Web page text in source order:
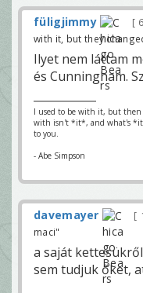
füligjimmy
with it, but they
Ilyet nem láttam
és Cunningham.
I used to be with it, but
with isn't *it*, and what's *it*
to you.
- Abe Simpson
davemayer
maci"
a saját
sem tudjuk őket,